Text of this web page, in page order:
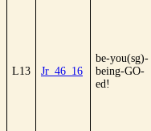
L13 Jr_46_16
be-you(sg)-
being-GO-
ed!